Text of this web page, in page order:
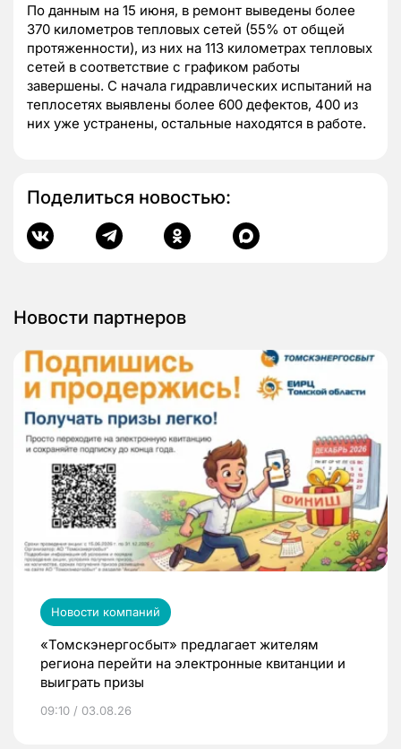
По данным на 15 июня, в ремонт выведены более
370 километров тепловых сетей (55% от общей
протяженности), из них на 113 километрах тепловых
сетей в соответствие с графиком работы
завершены. С начала гидравлических испытаний на
теплосетях выявлены более 600 дефектов, 400 из
них уже устранены, остальные находятся в работе.
Поделиться новостью:
Новости партнеров
Новости компаний
«Томскэнергосбыт» предлагает жителям
региона перейти на электронные квитанции и
выиграть призы
09:10 / 03.08.26